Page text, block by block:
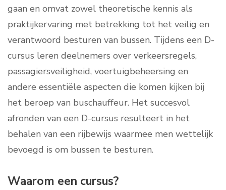
gaan en omvat zowel theoretische kennis als
praktijkervaring met betrekking tot het veilig en
verantwoord besturen van bussen. Tijdens een D-
cursus leren deelnemers over verkeersregels,
passagiersveiligheid, voertuigbeheersing en
andere essentiële aspecten die komen kijken bij
het beroep van buschauffeur. Het succesvol
afronden van een D-cursus resulteert in het
behalen van een rijbewijs waarmee men wettelijk
bevoegd is om bussen te besturen.
Waarom een cursus?